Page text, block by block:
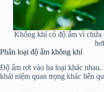
Không khí có độ ẩm vì
Phân loại độ ẩm không khí
Độ ẩm rơi vào ba loại khác
khái niệm quan trọng khác liên